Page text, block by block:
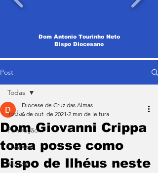
Dom Antonio Tourinho Neto
Bispo Diocesano
Post
Todas
Formação
Diocese
Mundo
Todas
Dom Giovanni Crippa
toma posse como
Bispo de Ilhéus neste
Diocese de Cruz das Almas
6 de out. de 2021 2 min de leitura